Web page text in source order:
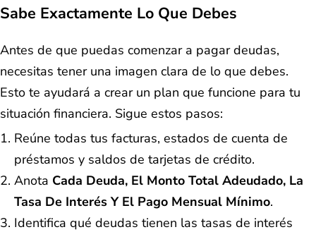
Sabe Exactamente Lo Que Debes
Antes de que puedas comenzar a pagar deudas,
necesitas tener una imagen clara de lo que debes.
Esto te ayudará a crear un plan que funcione para tu
situación financiera. Sigue estos pasos:
Reúne todas tus facturas, estados de cuenta de
préstamos y saldos de tarjetas de crédito.
Anota Cada Deuda, El Monto Total Adeudado, La
Tasa De Interés Y El Pago Mensual Mínimo.
Identifica qué deudas tienen las tasas de interés